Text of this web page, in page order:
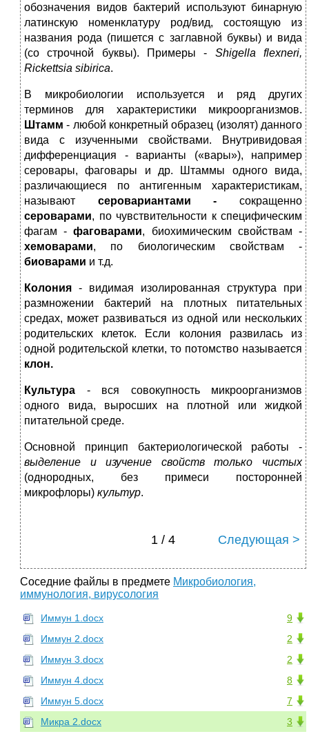
обозначения видов бактерий используют бинарную
латинскую номенклатуру род/вид, состоящую из
названия рода (пишется с заглавной буквы) и вида
(со строчной буквы). Примеры - Shigella flexneri,
Rickettsia sibirica.
В микробиологии используется и ряд других
терминов для характеристики микроорганизмов.
Штамм- любой конкретный образец (изолят) данного
вида с изученными свойствами. Внутривидовая
дифференциация - варианты («вары»), например
серовары, фаговары и др. Штаммы одного вида,
различающиеся по антигенным характеристикам,
называют серовариантами -сокращенно
сероварами, по чувствительности к специфическим
фагам -фаговарами, биохимическим свойствам -
хемоварами, по биологическим свойствам -
биоварами и т.д.
Колония - видимая изолированная структура при
размножении бактерий на плотных питательных
средах, может развиваться из одной или нескольких
родительских клеток. Если колония развилась из
одной родительской клетки, то потомство называется
клон.
Культура - вся совокупность микроорганизмов
одного вида, выросших на плотной или жидкой
питательной среде.
Основной принцип бактериологической работы -
выделение и изучение свойств только чистых
(однородных, без примеси посторонней
микрофлоры) культур.
1 / 4 Следующая >
Соседние файлы в предмете Микробиология,
иммунология, вирусология
9
Иммун 1.docx
2
Иммун 2.docx
2
Иммун 3.docx
8
Иммун 4.docx
7
Иммун 5.docx
3
Микра 2.docx